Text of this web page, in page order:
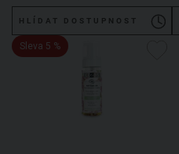
HLÍDAT DOSTUPNOST
Sleva 5 %